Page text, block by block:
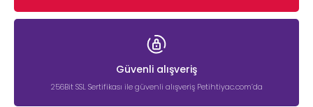
Güvenli alışveriş
256Bit SSL Sertifikası ile güvenli alışveriş Petihtiyac.com’da